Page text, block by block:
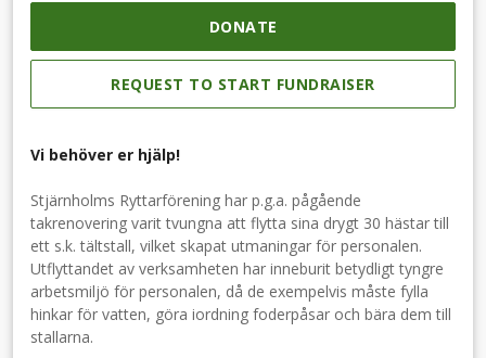
DONATE
REQUEST TO START FUNDRAISER
Vi behöver er hjälp!
Stjärnholms Ryttarförening har p.g.a. pågående
takrenovering varit tvungna att flytta sina drygt 30 hästar till
ett s.k. tältstall, vilket skapat utmaningar för personalen.
Utflyttandet av verksamheten har inneburit betydligt tyngre
arbetsmiljö för personalen, då de exempelvis måste fylla
hinkar för vatten, göra iordning foderpåsar och bära dem till
stallarna.